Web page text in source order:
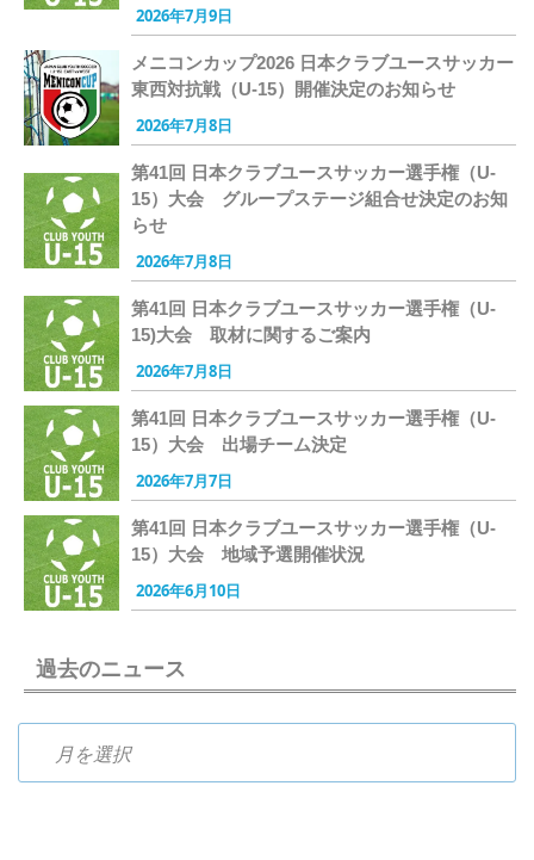
2026年7月9日
メニコンカップ2026 日本クラブユースサッカー
東西対抗戦（U-15）開催決定のお知らせ
2026年7月8日
第41回 日本クラブユースサッカー選手権（U-
15）大会 グループステージ組合せ決定のお知
らせ
2026年7月8日
第41回 日本クラブユースサッカー選手権（U-
15)大会 取材に関するご案内
2026年7月8日
第41回 日本クラブユースサッカー選手権（U-
15）大会 出場チーム決定
2026年7月7日
第41回 日本クラブユースサッカー選手権（U-
15）大会 地域予選開催状況
2026年6月10日
過去のニュース